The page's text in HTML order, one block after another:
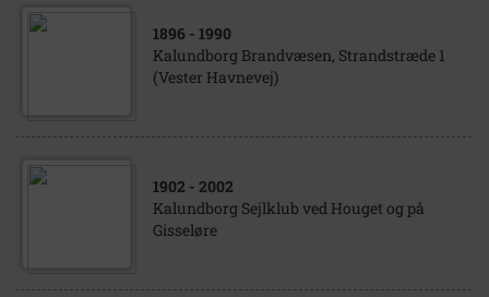
1896 - 1990
Kalundborg Brandvæsen, Strandstræde 1
(Vester Havnevej)
1902 - 2002
Kalundborg Sejlklub ved Houget og på
Gisseløre